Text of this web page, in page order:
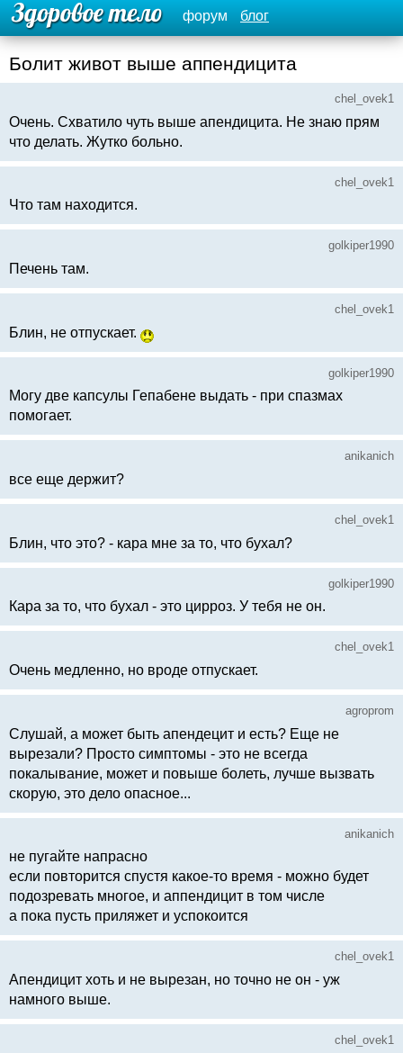
форум блог
Болит живот выше аппендицита
chel_ovek1
Очень. Схватило чуть выше апендицита. Не знаю прям
что делать. Жутко больно.
chel_ovek1
Что там находится.
golkiper1990
Печень там.
chel_ovek1
Блин, не отпускает.
golkiper1990
Могу две капсулы Гепабене выдать - при спазмах
помогает.
anikanich
все еще держит?
chel_ovek1
Блин, что это? - кара мне за то, что бухал?
golkiper1990
Кара за то, что бухал - это цирроз. У тебя не он.
chel_ovek1
Очень медленно, но вроде отпускает.
agroprom
Слушай, а может быть апендецит и есть? Еще не
вырезали? Просто симптомы - это не всегда
покалывание, может и повыше болеть, лучше вызвать
скорую, это дело опасное...
anikanich
не пугайте напрасно
если повторится спустя какое-то время - можно будет
подозревать многое, и аппендицит в том числе
а пока пусть приляжет и успокоится
chel_ovek1
Апендицит хоть и не вырезан, но точно не он - уж
намного выше.
chel_ovek1